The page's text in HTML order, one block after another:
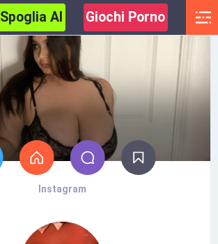
Spoglia AI Giochi Porno
Instagram